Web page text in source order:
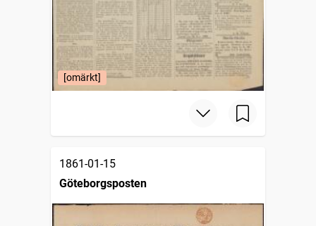
[omärkt]
1861-01-15
Göteborgsposten